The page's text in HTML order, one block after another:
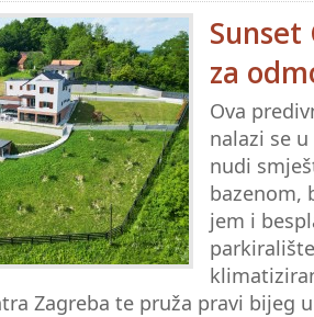
Sunset
za
Ova
nalazi se
nudi
bazenom,
jem i
Zagreba te pruža pravi bijeg